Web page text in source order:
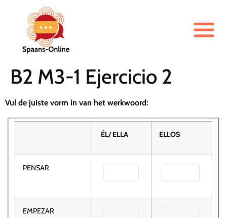
B2 M3-1 Ejercicio 2
Vul de juiste vorm in van het werkwoord:
ÉL/ ELLA ELLOS
PENSAR
EMPEZAR